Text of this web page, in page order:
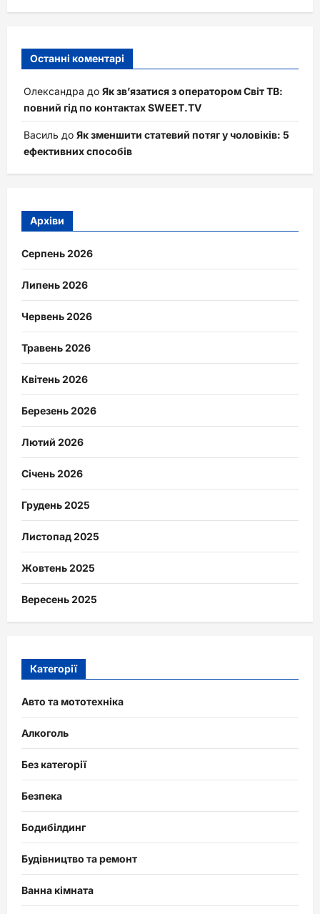
Останні коментарі
Олександра до Як зв’язатися з оператором Світ ТВ:
повний гід по контактах SWEET.TV
Василь до Як зменшити статевий потяг у чоловіків: 5
ефективних способів
Архіви
Серпень 2026
Липень 2026
Червень 2026
Травень 2026
Квітень 2026
Березень 2026
Лютий 2026
Січень 2026
Грудень 2025
Листопад 2025
Жовтень 2025
Вересень 2025
Категорії
Авто та мототехніка
Алкоголь
Без категорії
Безпека
Бодибілдинг
Будівництво та ремонт
Ванна кімната